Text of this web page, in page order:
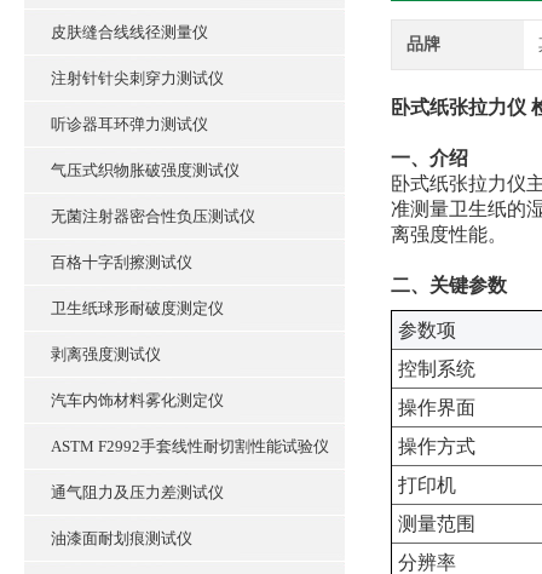
皮肤缝合线线径测量仪
注射针针尖刺穿力测试仪
听诊器耳环弹力测试仪
气压式织物胀破强度测试仪
无菌注射器密合性负压测试仪
百格十字刮擦测试仪
卫生纸球形耐破度测定仪
剥离强度测试仪
汽车内饰材料雾化测定仪
ASTM F2992手套线性耐切割性能试验仪
通气阻力及压力差测试仪
油漆面耐划痕测试仪
品牌
卧式纸张拉力仪
‌一、介绍
卧式纸张拉力仪
准测量卫生纸的
离强度性能。
‌二、关键参数
‌参数项‌
控制系统
操作界面
操作方式
打印机
测量范围
分辨率